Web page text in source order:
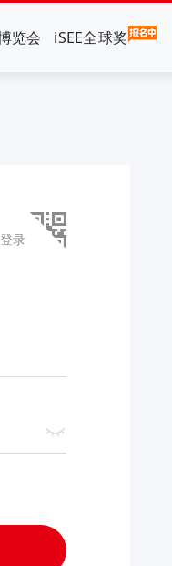
览会 iSEE全球奖
录